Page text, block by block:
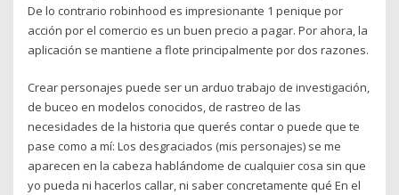
De lo contrario robinhood es impresionante 1 penique por
acción por el comercio es un buen precio a pagar. Por ahora, la
aplicación se mantiene a flote principalmente por dos razones.
Crear personajes puede ser un arduo trabajo de investigación,
de buceo en modelos conocidos, de rastreo de las
necesidades de la historia que querés contar o puede que te
pase como a mí: Los desgraciados (mis personajes) se me
aparecen en la cabeza hablándome de cualquier cosa sin que
yo pueda ni hacerlos callar, ni saber concretamente qué En el